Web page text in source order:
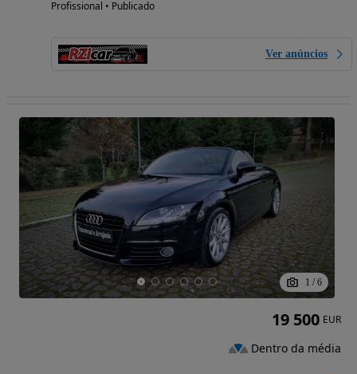
Profissional • Publicado
Ver anúncios
1 / 6
19 500 EUR
Dentro da média